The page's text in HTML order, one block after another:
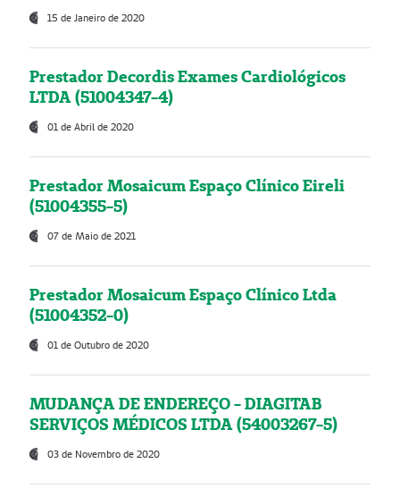
15 de Janeiro de 2020
Prestador Decordis Exames Cardiológicos
LTDA (51004347-4)
01 de Abril de 2020
Prestador Mosaicum Espaço Clínico Eireli
(51004355-5)
07 de Maio de 2021
Prestador Mosaicum Espaço Clínico Ltda
(51004352-0)
01 de Outubro de 2020
MUDANÇA DE ENDEREÇO - DIAGITAB
SERVIÇOS MÉDICOS LTDA (54003267-5)
03 de Novembro de 2020